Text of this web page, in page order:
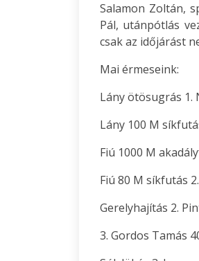
Salamon Zoltán,
Pál, utánpótlás
csak az időjárást
Mai érmeseink:
Lány ötösugrás 1.
Lány 100 M
Fiú 1000 M
Fiú 80 M síkfutás
Gerelyhajítás 2.
3. Gordos Tamás